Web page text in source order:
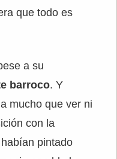
que todo es
a su
barroco. Y
mucho que ver ni
con la
pintado